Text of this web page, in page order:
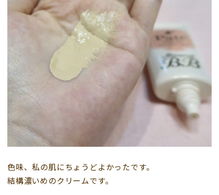
色味、私の肌にちょうどよかったです。
結構濃いめのクリームです。